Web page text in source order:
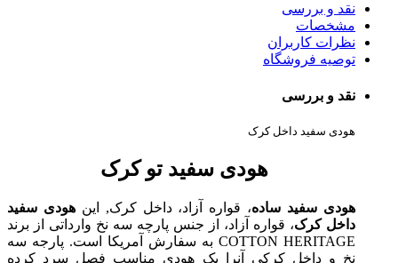
نقد و بررسی
مشخصات
نظرات کاربران
توصیه فروشگاه
نقد و بررسی
هودی سفید داخل کرک
هودی سفید تو کرک
هودی سفید ساده، قواره آزاد، داخل کرک, اینهودی سفید
داخل کرک، قواره آزاد، از جنس پارچه سه نخ وارداتی از برند
COTTON HERITAGE به سفارش آمریکا است. پارجه سه
نخ و داخل کرکی آنرا یک هودی مناسب فصل سرد کرده